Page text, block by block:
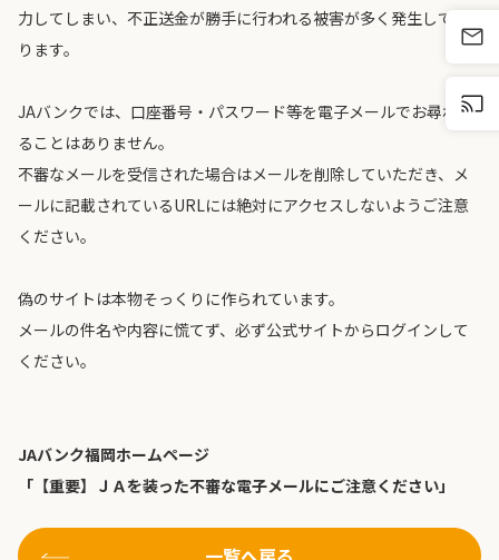
力してしまい、不正送金が勝手に行われる被害が多く発生してお
ります。
JAバンクでは、口座番号・パスワード等を電子メールでお尋ねす
ることはありません。
不審なメールを受信された場合はメールを削除していただき、メ
ールに記載されているURLには絶対にアクセスしないようご注意
ください。
偽のサイトは本物そっくりに作られています。
メールの件名や内容に慌てず、必ず公式サイトからログインして
ください。
JAバンク福岡ホームページ
「【重要】ＪＡを装った不審な電子メールにご注意ください」